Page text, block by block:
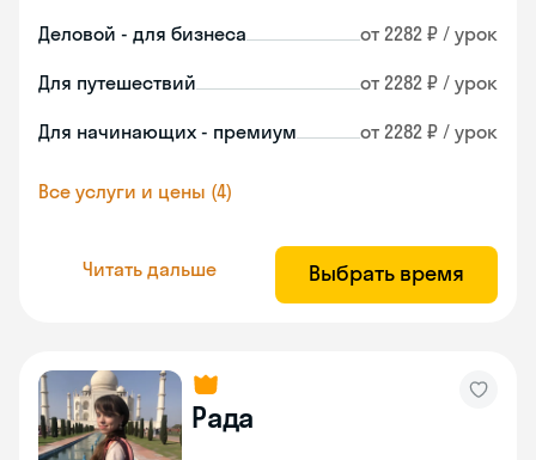
Деловой - для бизнеса от 2282 ₽ / урок
Для путешествий от 2282 ₽ / урок
Для начинающих - премиум от 2282 ₽ / урок
Все услуги и цены (4)
Читать дальше Выбрать время
Рада